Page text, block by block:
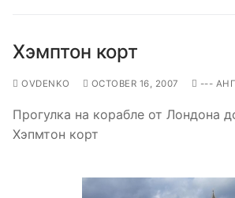
Хэмптон корт
OVDENKO OCTOBER 16, 2007 ---
Прогулка на корабле от Лондона
Хэпмтон корт